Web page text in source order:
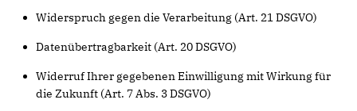
Widerspruch gegen die Verarbeitung (Art. 21 DSGVO)
Datenübertragbarkeit (Art. 20 DSGVO)
Widerruf Ihrer gegebenen Einwilligung mit Wirkung für
die Zukunft (Art. 7 Abs. 3 DSGVO)